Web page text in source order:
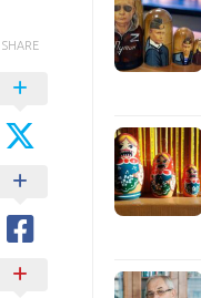
SHARE